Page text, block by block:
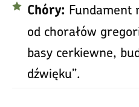
Chóry: Fundament
od chorałów
basy cerkiewne,
dźwięku”.